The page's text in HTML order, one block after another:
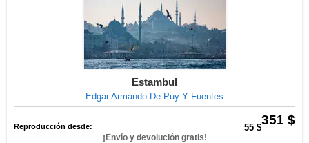
Estambul
Edgar Armando De Puy Y Fuentes
351 $
Reproducción desde: 55 $
¡Envío y devolución gratis!